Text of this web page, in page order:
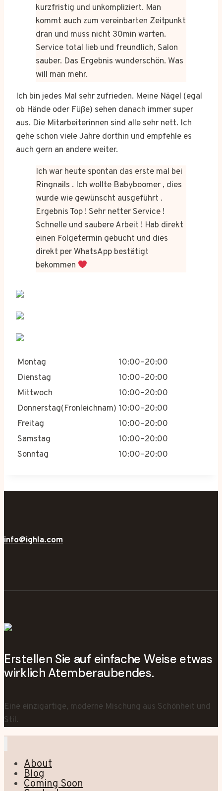
kurzfristig und unkompliziert. Man
kommt auch zum vereinbarten Zeitpunkt
dran und muss nicht 30min warten.
Service total lieb und freundlich, Salon
sauber. Das Ergebnis wunderschön. Was
will man mehr.
Ich bin jedes Mal sehr zufrieden. Meine Nägel (egal
ob Hände oder Füße) sehen danach immer super
aus. Die Mitarbeiterinnen sind alle sehr nett. Ich
gehe schon viele Jahre dorthin und empfehle es
auch gern an andere weiter.
Ich war heute spontan das erste mal bei
Ringnails . Ich wollte Babyboomer , dies
wurde wie gewünscht ausgeführt .
Ergebnis Top ! Sehr netter Service !
Schnelle und saubere Arbeit ! Hab direkt
einen Folgetermin gebucht und dies
direkt per WhatsApp bestätigt
bekommen
Montag
10:00–20:00
Dienstag
10:00–20:00
Mittwoch
10:00–20:00
Donnerstag(Fronleichnam) 10:00–20:00
Freitag
10:00–20:00
Samstag
10:00–20:00
Sonntag
10:00–20:00
info@ighla.com
Erstellen Sie auf einfache Weise etwas
wirklich Atemberaubendes.
Eine einzigartige, moderne Mischung aus Schönheit und
Stil.
About
Blog
Coming Soon